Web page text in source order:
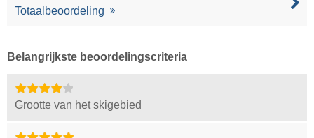
Totaalbeoordeling
Belangrijkste beoordelingscriteria
Grootte van het skigebied